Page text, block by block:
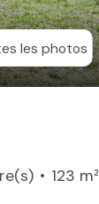
les photos
123 m²